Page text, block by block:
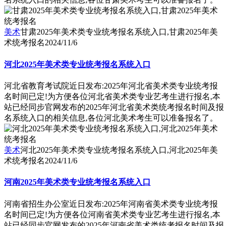
美术甘肃2025年美术类专业统考报名系统入口,甘肃2025年美
术统考报名2024/11/6
河北2025年美术类专业统考报名系统入口
河北省教育考试院近日发布:2025年河北省美术类专业统考报
名时间已定!为方便各位河北省美术类专业艺考生进行报名,本
站已经同步官网发布的2025年河北省美术类统考报名时间及报
名系统入口的相关信息,各位河北美术考生可以准备报名了。
美术河北2025年美术类专业统考报名系统入口,河北2025年美
术统考报名2024/11/6
河南2025年美术类专业统考报名系统入口
河南省招生办公室近日发布:2025年河南省美术类专业统考报
名时间已定!为方便各位河南省美术类专业艺考生进行报名,本